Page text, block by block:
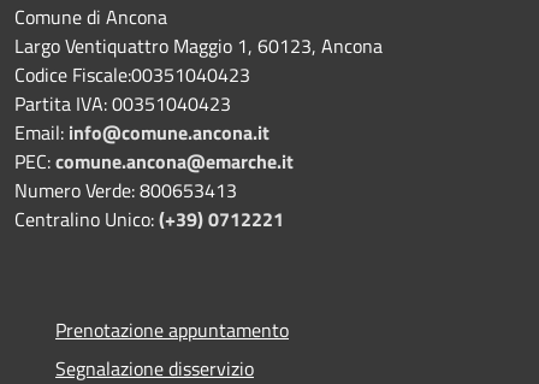
Comune di Ancona
Largo Ventiquattro Maggio 1, 60123, Ancona
Codice Fiscale:00351040423
Partita IVA: 00351040423
Email: info@comune.ancona.it
PEC:comune.ancona@emarche.it
Numero Verde: 800653413
Centralino Unico:(+39) 0712221
Prenotazione appuntamento
Segnalazione disservizio